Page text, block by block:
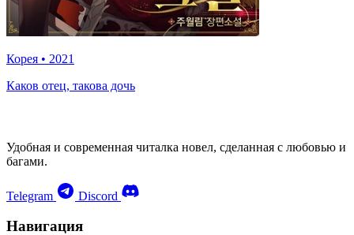
Корея • 2021
Каков отец, такова дочь
Удобная и современная читалка новел, сделанная с любовью и
багами.
Telegram Discord
Навигация